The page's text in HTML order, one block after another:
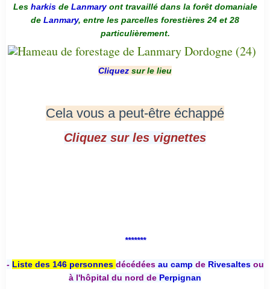
Les harkis de Lanmaryont travaillé dans la forêt domaniale
de Lanmary, entre les parcelles forestières 24 et 28
particulièrement.
Cliquez sur le lieu
Cela vous a peut-être échappé
Cliquez sur les vignettes
*******
- Liste des 146 personnes décédées au camp deRivesaltesou
à l'hôpital du nord de Perpignan